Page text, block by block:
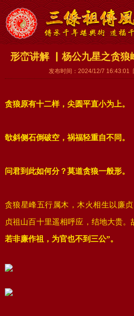
形峦讲解 ▏杨公九星之贪狼
发布时间：2024/12/7 16:43:01
贪狼原有十二样，尖圆平直小为上。
欹斜侧石倒破空，祸福轻重自不同。
问君到此如何分？莫道贪狼一般形。
贪狼星峰五行属木，木火相生以廉
贞祖山百十里遥相呼应，结地大贵。
若非廉作祖，为官也不到三公”。